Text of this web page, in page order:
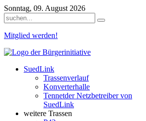
Sonntag, 09. August 2026
Mitglied werden!
SuedLink
Trassenverlauf
Konverterhalle
Tennetder Netzbetreiber von
SuedLink
weitere Trassen